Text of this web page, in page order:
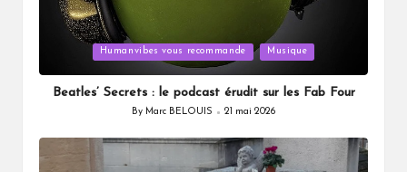
Humanvibes vous recommande Musique
Beatles’ Secrets : le podcast érudit sur les Fab Four
Posted
By Marc BELOUIS 21 mai 2026